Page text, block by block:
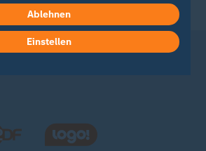
Impressum.
findest du in unserer
Ablehnen
Einstellen